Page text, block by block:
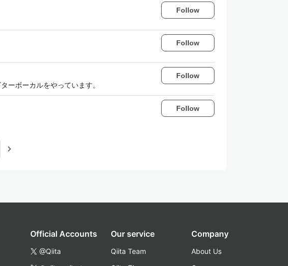
Follow
Follow
ーボーカルをやっています。
Follow
Follow
navigate_next
Official Accounts
@Qiita
Our service
Qiita Team
Company
About Us